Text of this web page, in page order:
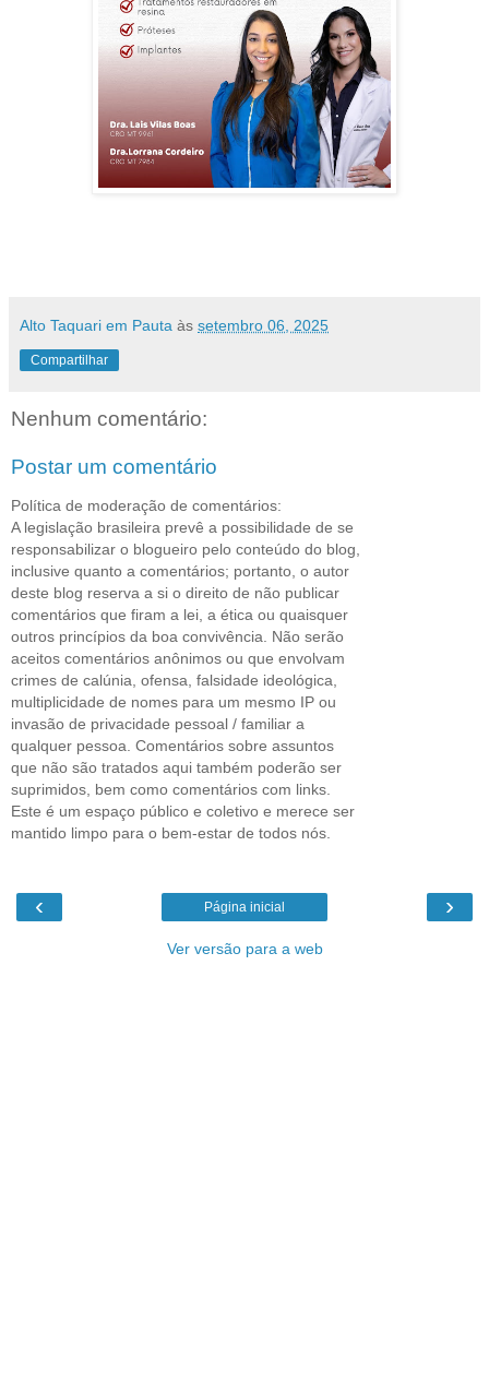
Alto Taquari em Pauta às setembro 06, 2025
Compartilhar
Nenhum comentário:
Postar um comentário
Política de moderação de comentários:
A legislação brasileira prevê a possibilidade de se
responsabilizar o blogueiro pelo conteúdo do blog,
inclusive quanto a comentários; portanto, o autor
deste blog reserva a si o direito de não publicar
comentários que firam a lei, a ética ou quaisquer
outros princípios da boa convivência. Não serão
aceitos comentários anônimos ou que envolvam
crimes de calúnia, ofensa, falsidade ideológica,
multiplicidade de nomes para um mesmo IP ou
invasão de privacidade pessoal / familiar a
qualquer pessoa. Comentários sobre assuntos
que não são tratados aqui também poderão ser
suprimidos, bem como comentários com links.
Este é um espaço público e coletivo e merece ser
mantido limpo para o bem-estar de todos nós.
‹ ›
Página inicial
Ver versão para a web